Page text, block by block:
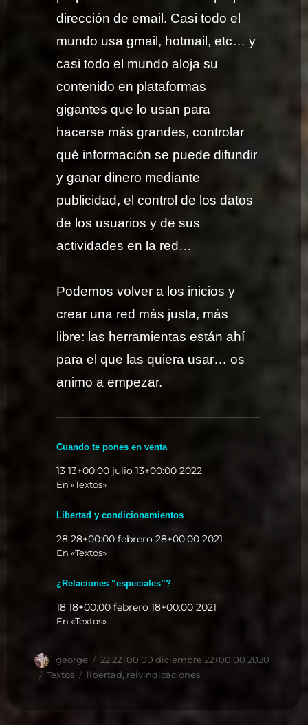
dirección de email. Casi todo el
mundo usa gmail, hotmail, etc… y
casi todo el mundo aloja su
contenido en plataformas
gigantes que lo usan para
hacerse más grandes, controlar
qué información se puede difundir
y ganar dinero mediante
publicidad, el control de los datos
de los usuarios y de sus
actividades en la red…
Podemos volver a los inicios y
crear una red más justa, más
libre: las herramientas están ahí
para el que las quiera usar… os
animo a empezar.
Cuando te pones en venta
13 13+00:00 julio 13+00:00 2022
En «Textos»
Libertad y condicionamientos
28 28+00:00 febrero 28+00:00 2021
En «Textos»
¿Relaciones “especiales”?
18 18+00:00 febrero 18+00:00 2021
En «Textos»
Autor
george
Publicado
el
22 22+00:00 diciembre 22+00:00 2020
Categorías
Textos Etiquetas
libertad reivindicaciones